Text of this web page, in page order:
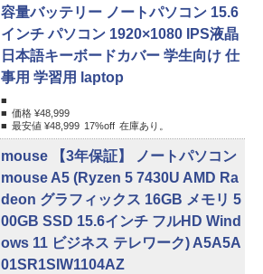
容量バッテリー ノートパソコン 15.6
インチ パソコン 1920×1080 IPS液晶
日本語キーボードカバー 学生向け 仕
事用 学習用 laptop
価格 ¥48,999
最安値 ¥48,999 17%off 在庫あり。
mouse 【3年保証】 ノートパソコン
mouse A5 (Ryzen 5 7430U AMD Ra
deon グラフィックス 16GB メモリ 5
00GB SSD 15.6インチ フルHD Wind
ows 11 ビジネス テレワーク) A5A5A
01SR1SIW1104AZ